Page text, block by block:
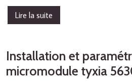
Lire la suite
Installation et
micromodule tyxia